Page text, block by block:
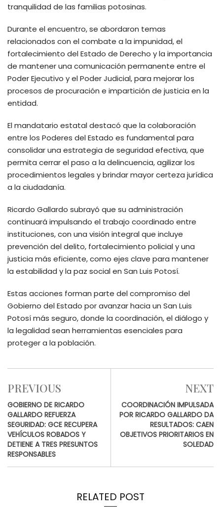
tranquilidad de las familias potosinas.
Durante el encuentro, se abordaron temas
relacionados con el combate a la impunidad, el
fortalecimiento del Estado de Derecho y la importancia
de mantener una comunicación permanente entre el
Poder Ejecutivo y el Poder Judicial, para mejorar los
procesos de procuración e impartición de justicia en la
entidad.
El mandatario estatal destacó que la colaboración
entre los Poderes del Estado es fundamental para
consolidar una estrategia de seguridad efectiva, que
permita cerrar el paso a la delincuencia, agilizar los
procedimientos legales y brindar mayor certeza jurídica
a la ciudadanía.
Ricardo Gallardo subrayó que su administración
continuará impulsando el trabajo coordinado entre
instituciones, con una visión integral que incluye
prevención del delito, fortalecimiento policial y una
justicia más eficiente, como ejes clave para mantener
la estabilidad y la paz social en San Luis Potosí.
Estas acciones forman parte del compromiso del
Gobierno del Estado por avanzar hacia un San Luis
Potosí más seguro, donde la coordinación, el diálogo y
la legalidad sean herramientas esenciales para
proteger a la población.
PREVIOUS
GOBIERNO DE RICARDO
GALLARDO REFUERZA
SEGURIDAD: GCE RECUPERA
VEHÍCULOS ROBADOS Y
DETIENE A TRES PRESUNTOS
RESPONSABLES
NEXT
COORDINACIÓN IMPULSADA
POR RICARDO GALLARDO DA
RESULTADOS: CAEN
OBJETIVOS PRIORITARIOS EN
SOLEDAD
RELATED POST